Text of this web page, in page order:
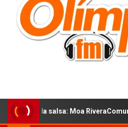
salsa: Moa RiveraComunicado de